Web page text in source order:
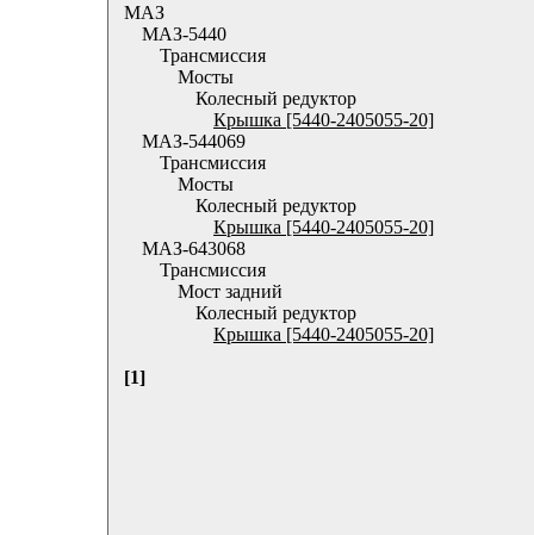
МАЗ
МАЗ-5440
Трансмиссия
Мосты
Колесный редуктор
Крышка [5440-2405055-20]
МАЗ-544069
Трансмиссия
Мосты
Колесный редуктор
Крышка [5440-2405055-20]
МАЗ-643068
Трансмиссия
Мост задний
Колесный редуктор
Крышка [5440-2405055-20]
[1]